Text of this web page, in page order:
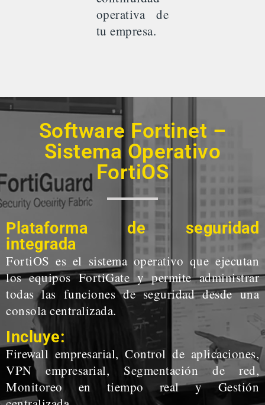
operativa de
tu empresa.
Software Fortinet –
Sistema Operativo
FortiOS
Plataforma de seguridad
integrada
FortiOS es el sistema operativo que ejecutan
los equipos FortiGate y permite administrar
todas las funciones de seguridad desde una
consola centralizada.
Incluye:
Firewall empresarial, Control de aplicaciones,
VPN empresarial, Segmentación de red,
Monitoreo en tiempo real y Gestión